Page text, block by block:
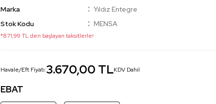
Marka
Yıldız Entegre
Stok Kodu
MENSA
*871,99 TL den başlayan taksitlerle!
Havale/Eft Fiyatı:3.670,00 TLKDV Dahil
EBAT